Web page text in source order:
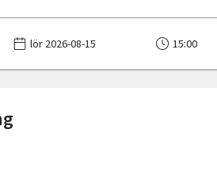
lör 2026-08-15 15:00